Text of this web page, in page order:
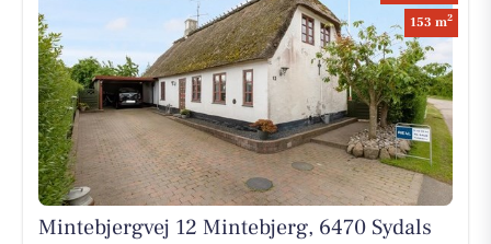
153 m2
Mintebjergvej 12 Mintebjerg, 6470 Sydals